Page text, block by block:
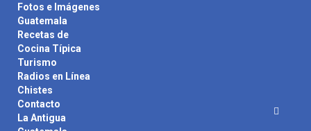
content
Fotos e Imágenes
Guatemala
Recetas de
Cocina Típica
Turismo
Radios en Línea
Chistes
Contacto
La Antigua